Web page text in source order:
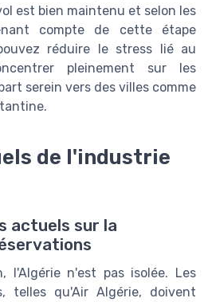
est bien maintenu et selon les
compte de cette étape
réduire le stress lié au
pleinement sur les
serein vers des villes comme
de l'industrie
actuels sur la
l'Algérie n'est pas isolée. Les
telles qu'Air Algérie, doivent